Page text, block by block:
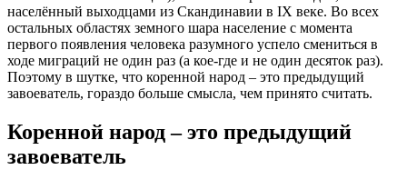
населённый выходцами из Скандинавии в IX веке. Во всех
остальных областях земного шара население с момента
первого появления человека разумного успело смениться в
ходе миграций не один раз (а кое-где и не один десяток раз).
Поэтому в шутке, что коренной народ – это предыдущий
завоеватель, гораздо больше смысла, чем принято считать.
Коренной народ – это предыдущий
завоеватель